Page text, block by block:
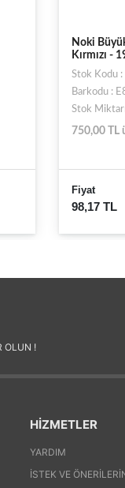
Noki
Kırmızı -
Stok Kodu
Barkodu :
Stok
750,00 TL
Fiyat
98,17 TL
OLUN !
HİZMETLER
YARDIM
İSTEK VE